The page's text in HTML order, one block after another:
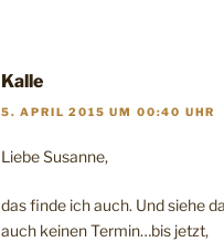
Kalle
5. APRIL 2015 UM 00:40 UHR
Liebe Susanne,
das finde ich auch. Und siehe
auch keinen Termin…bis jetzt,